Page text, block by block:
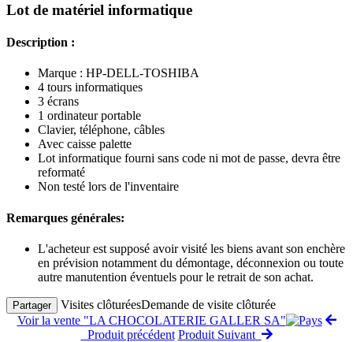
Lot de matériel informatique
Description :
Marque : HP-DELL-TOSHIBA
4 tours informatiques
3 écrans
1 ordinateur portable
Clavier, téléphone, câbles
Avec caisse palette
Lot informatique fourni sans code ni mot de passe, devra être
reformaté
Non testé lors de l'inventaire
Remarques générales:
L'acheteur est supposé avoir visité les biens avant son enchère
en prévision notamment du démontage, déconnexion ou toute
autre manutention éventuels pour le retrait de son achat.
Partager Visites clôturéesDemande de visite clôturée
Voir la vente "LA CHOCOLATERIE GALLER SA"
Produit précédent Produit Suivant